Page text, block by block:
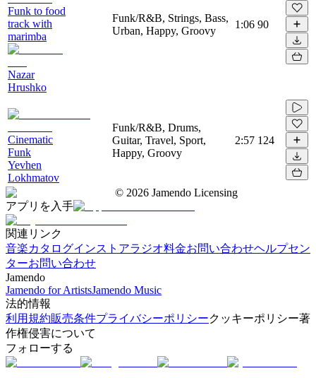
Funk to food
track with
marimba
Nazar
Hrushko
Funk/R&B, Strings, Bass,
Urban, Happy, Groovy
1:06 90
Cinematic
Funk
Yevhen
Lokhmatov
Funk/R&B, Drums,
Guitar, Travel, Sport,
Happy, Groovy
2:57 124
© 2026 Jamendo Licensing
アプリを入手
関連リンク
音楽カタログインストアラジオ料金お問い合わせヘルプセン
ターお問い合わせ
Jamendo
Jamendo for ArtistsJamendo Music
法的情報
利用規約販売条件プライバシーポリシークッキーポリシー著
作権侵害について
フォローする